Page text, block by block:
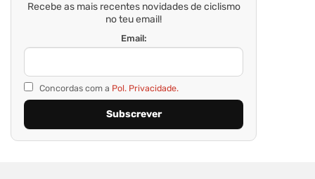
Recebe as mais recentes novidades de ciclismo
no teu email!
Email:
Concordas com a Pol. Privacidade.